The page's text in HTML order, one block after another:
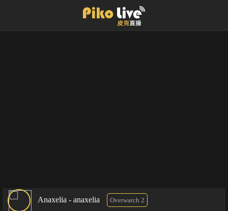
Anaxelia - anaxelia Overwatch 2